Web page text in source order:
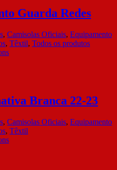
Guarda Redes
, Camisolas Oficiais, Equipamento
, Têxtil, Todos os produtos
Branca 22-23
, Camisolas Oficiais, Equipamento
, Têxtil